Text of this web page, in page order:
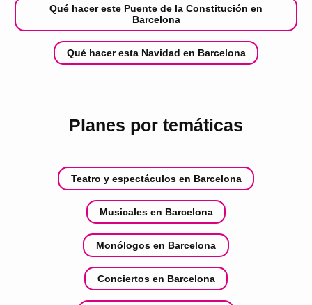
Qué hacer este Puente de la Constitución en
Barcelona
Qué hacer esta Navidad en Barcelona
Planes por temáticas
Teatro y espectáculos en Barcelona
Musicales en Barcelona
Monólogos en Barcelona
Conciertos en Barcelona